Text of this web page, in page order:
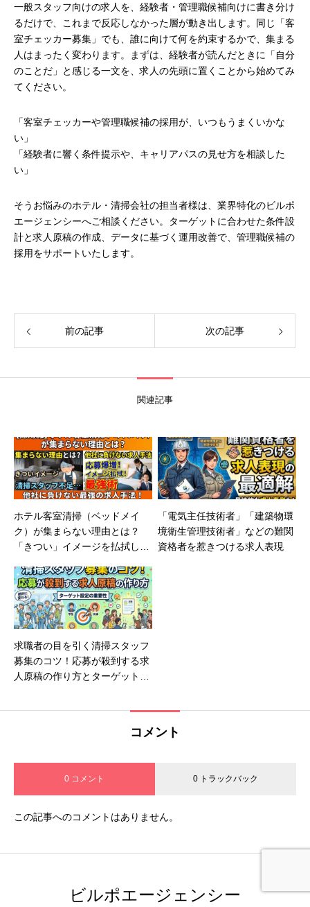
一般スタッフ向けの求人を、経験者・管理職候補向けに書き分け
るだけで、これまで反応しなかった層が動き出します。同じ「客
室チェッカー募集」でも、誰に向けて何を約束するかで、集まる
人はまったく変わります。まずは、経験者が読んだときに「自分
のことだ」と感じる一文を、求人の先頭に置くことから始めてみ
てください。
「客室チェッカーや管理職候補の採用が、いつもうまくいかな
い」
「経験者に響く条件提示や、キャリアパスの見せ方を相談した
い」
そうお悩みのホテル・清掃会社の担当者様は、業界特化のビルポ
エージェンシーへご相談ください。ターゲットに合わせた条件設
計と求人原稿の作成、データに基づく運用改善で、管理職候補の
採用をサポートいたします。
前の記事 次の記事
関連記事
ホテル客室清掃（ベッドメイ
ク）が集まらない理由とは？
「きつい」イメージを払拭し他
「電気主任技術者」「建築物環
境衛生管理技術者」などの難関
資格者を惹きつける求人表現
求職者の目を引く清掃スタッフ
募集のコツ！応募が殺到する求
人原稿の作り方とターゲット設
コメント
0 コメント 0 トラックバック
この記事へのコメントはありません。
ビルポエージェンシー